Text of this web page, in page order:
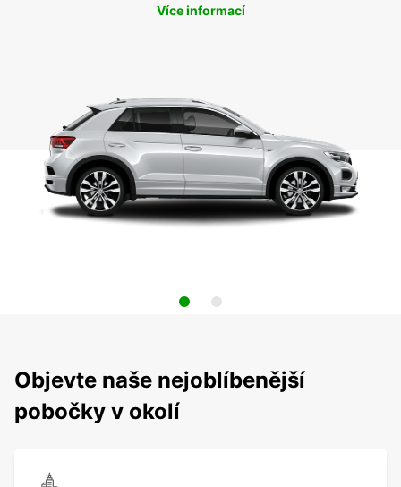
Více informací
Objevte naše nejoblíbenější
pobočky v okolí